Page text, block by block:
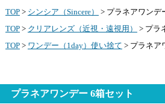
TOP> シンシア（Sincere） > プラネアワンデ
TOP> クリアレンズ（近視・遠視用） > プラ
TOP> ワンデー（1day）使い捨て > プラネア
プラネアワンデー 6箱セット